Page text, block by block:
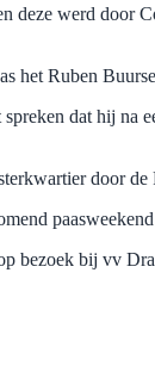
werd
het Ruben
dat hij
door de
bezoek bij vv